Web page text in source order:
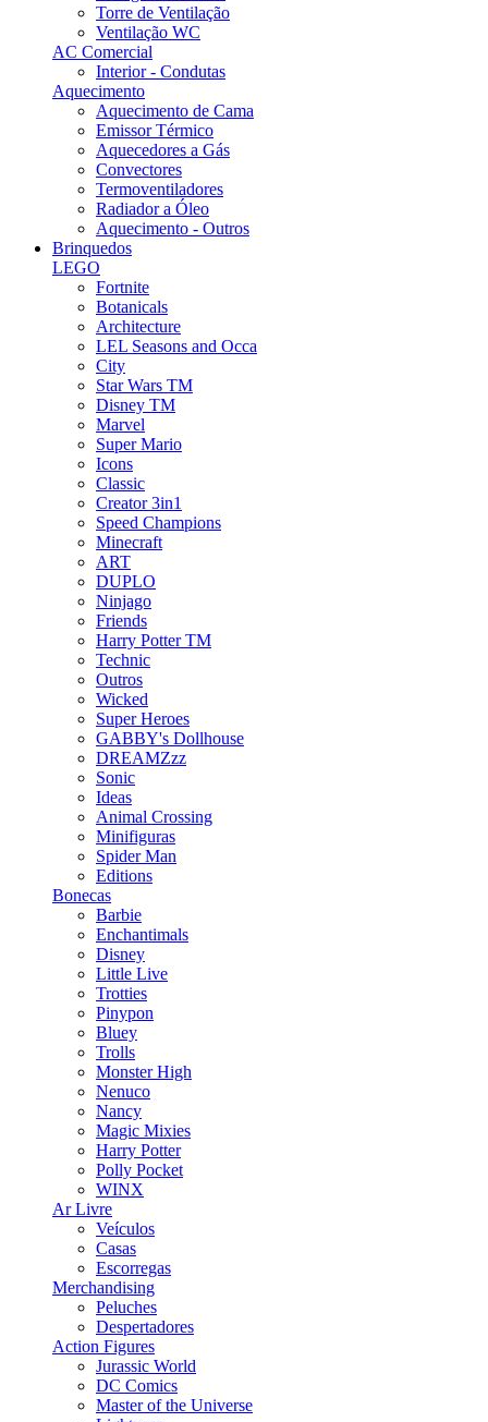
Torre de Ventilação
Ventilação WC
AC Comercial
Interior - Condutas
Aquecimento
Aquecimento de Cama
Emissor Térmico
Aquecedores a Gás
Convectores
Termoventiladores
Radiador a Óleo
Aquecimento - Outros
Brinquedos
LEGO
Fortnite
Botanicals
Architecture
LEL Seasons and Occa
City
Star Wars TM
Disney TM
Marvel
Super Mario
Icons
Classic
Creator 3in1
Speed Champions
Minecraft
ART
DUPLO
Ninjago
Friends
Harry Potter TM
Technic
Outros
Wicked
Super Heroes
GABBY's Dollhouse
DREAMZzz
Sonic
Ideas
Animal Crossing
Minifiguras
Spider Man
Editions
Bonecas
Barbie
Enchantimals
Disney
Little Live
Trotties
Pinypon
Bluey
Trolls
Monster High
Nenuco
Nancy
Magic Mixies
Harry Potter
Polly Pocket
WINX
Ar Livre
Veículos
Casas
Escorregas
Merchandising
Peluches
Despertadores
Action Figures
Jurassic World
DC Comics
Master of the Universe